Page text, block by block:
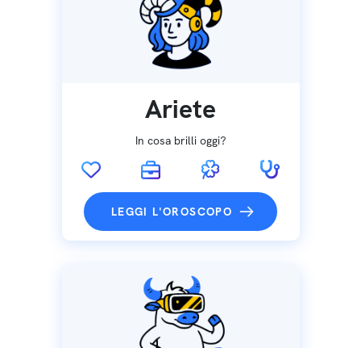
Ariete
In cosa brilli oggi?
LEGGI L'OROSCOPO